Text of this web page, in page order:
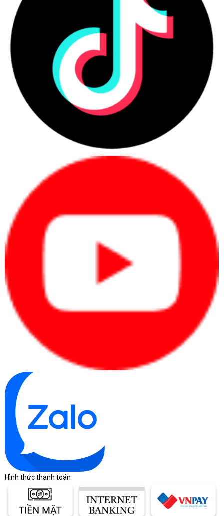
Công ty Cổ phần Vật tư và Thiết bị văn phòng CDC
Trụ sở chính: C18, Lô 9, KĐTM. Định Công, P. Định Công, Q. Hoàng
CN.HCM: 51/1 Giải Phóng, Phường 4, Quận Tân Bình, TP Hồ Chí
Hotline 2: 0904.672.691 (TP.HCM)
maytinhcdc.vn
https://www.facebook.com/maytinhcdc.vn
Hình thức thanh toán